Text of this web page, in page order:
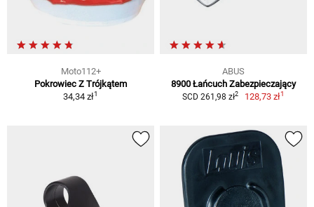
Moto112+
Pokrowiec Z Trójkątem
34,34 zł1
ABUS
8900 Łańcuch Zabezpieczający
SCD 261,98 zł2 128,73 zł1